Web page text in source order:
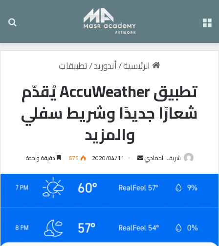
الرئيسية/أندوريد/تطبيقات
تطبيق AccuWeather يُقدّم
شعارًا جديدًا وشريط سفلي
والمزيد
شريف الحمادي
ل
ب
ي
د
2020/04/11
675 دقيقة واحدة